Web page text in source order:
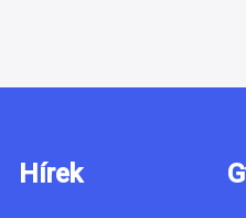
Hírek